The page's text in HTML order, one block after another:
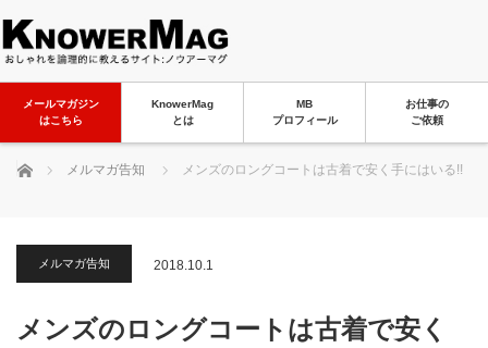
メールマガジン
はこちら
KnowerMag
とは
MB
プロフィール
お仕事の
ご依頼
ホーム メルマガ告知 メンズのロングコートは古着で安く手にはいる!!
メルマガ告知 2018.10.1
メンズのロングコートは古着で安く